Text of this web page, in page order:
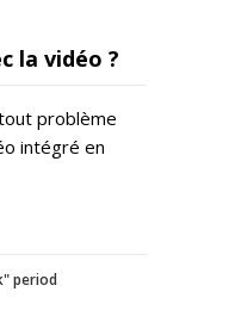
la vidéo ?
problème
intégré en
period